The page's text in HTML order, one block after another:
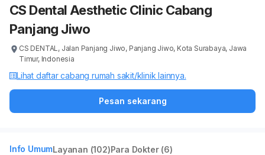
CS Dental Aesthetic Clinic Cabang
Panjang Jiwo
CS DENTAL, Jalan Panjang Jiwo, Panjang Jiwo, Kota Surabaya, Jawa
Timur, Indonesia
Lihat daftar cabang rumah sakit/klinik lainnya.
Pesan sekarang
Info UmumLayanan (102)Para Dokter (6)